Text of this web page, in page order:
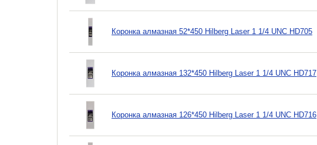
Коронка алмазная 52*450 Hilberg Laser 1 1/4 UNC HD705
Коронка алмазная 132*450 Hilberg Laser 1 1/4 UNC HD717
Коронка алмазная 126*450 Hilberg Laser 1 1/4 UNC HD716